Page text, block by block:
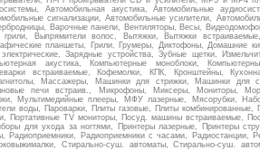
Автомобильная акустика, Автомобильные
сигнализации, Автомобильные усилители,
Варочные панели, Вентиляторы, Весы,
грили, Выпрямители волос, Вытяжки, Вытяжки
планшеты, Грили, Грумеры, Диктофоны, Домашние
Зарядные устройства, Зубные щетки,
акустика, Компьютерные моноблоки,
встраиваемые, Кофемолки, КПК, Кронштейны,
Масcажеры, Машинки для стрижки, Машинки для
печи встраив., Микрофоны, Миксеры, Мониторы,
Мультимедийные плееры, МФУ лазерные, Мясорубки,
воды, Пароварки, Плиты газовые, Плиты комбинированные,
Портативные TV мониторы, Посуд. машины встраиваемые,
для ухода за ногтями, Принтеры лазерные, Принтеры
Радиоприемники, Радиоприемники с часами,
Стирально-суш. автоматы, Стирально-суш.